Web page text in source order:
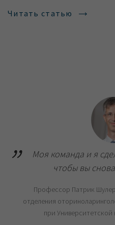
Читать статью
Моя команда и я
чтобы вы
Профессор Патрик
отделения
при Университетской